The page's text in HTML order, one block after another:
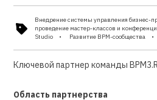
Внедрение системы управления бизнес-
проведение мастер-классов и
Studio
Развитие BPM-сообщества
Ключевой партнер команды
Область партнерства